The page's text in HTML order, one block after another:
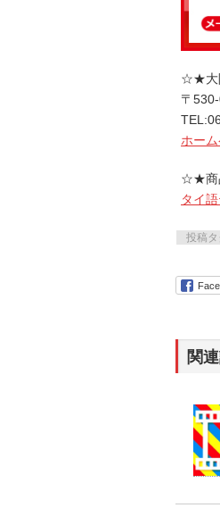
☆★大
〒
ホー
☆★商
タイ
投稿
関